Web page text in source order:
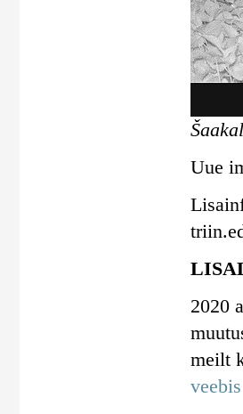
Uue
2020
meilt
veebis